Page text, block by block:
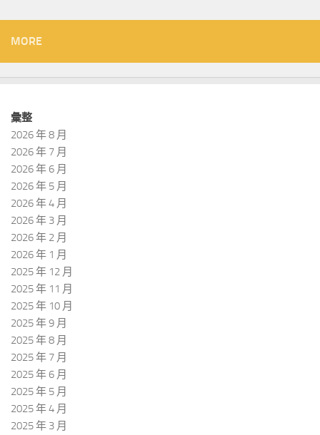
MORE
彙整
2026 年 8 月
2026 年 7 月
2026 年 6 月
2026 年 5 月
2026 年 4 月
2026 年 3 月
2026 年 2 月
2026 年 1 月
2025 年 12 月
2025 年 11 月
2025 年 10 月
2025 年 9 月
2025 年 8 月
2025 年 7 月
2025 年 6 月
2025 年 5 月
2025 年 4 月
2025 年 3 月